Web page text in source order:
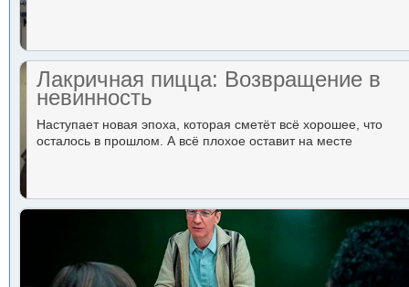
Лакричная пицца: Возвращение в
невинность
Наступает новая эпоха, которая сметёт всё хорошее, что
осталось в прошлом. А всё плохое оставит на месте